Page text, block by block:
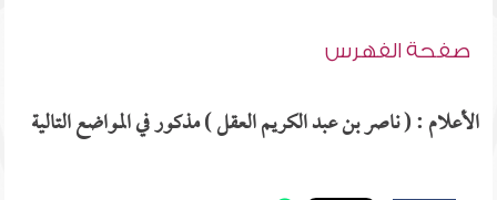
صفحة الفهرس
الأعلام : ( ناصر بن عبد الكريم العقل ) مذكور في المواضع التالية